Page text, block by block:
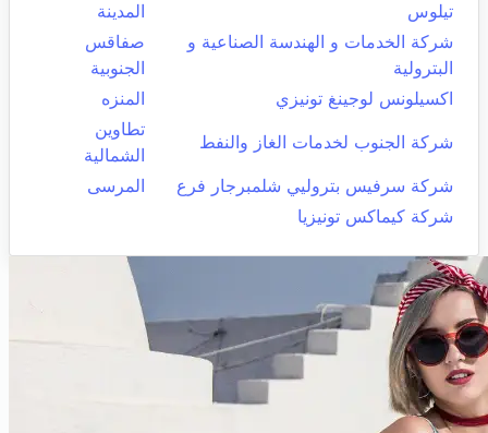
تيلوس
المدينة
شركة الخدمات و الهندسة الصناعية و
البترولية
صفاقس
الجنوبية
اكسيلونس لوجينغ تونيزي
المنزه
شركة الجنوب لخدمات الغاز والنفط
تطاوين
الشمالية
شركة سرفيس بتروليي شلمبرجار فرع
المرسى
شركة كيماكس تونيزيا